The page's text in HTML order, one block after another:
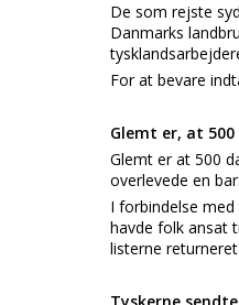
De som rejste
Danmarks
For at bevare
Glemt er, at
Glemt er at 500
overlevede en
I forbindelse
havde folk ansat
listerne